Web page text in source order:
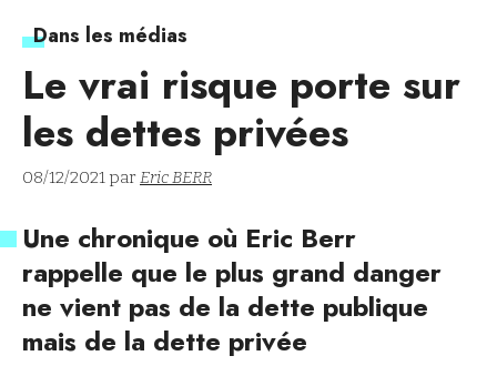
Dans les médias
Le vrai risque porte sur
les dettes privées
08/12/2021 parEric BERR
Une chronique où Eric Berr
rappelle que le plus grand danger
ne vient pas de la dette publique
mais de la dette privée